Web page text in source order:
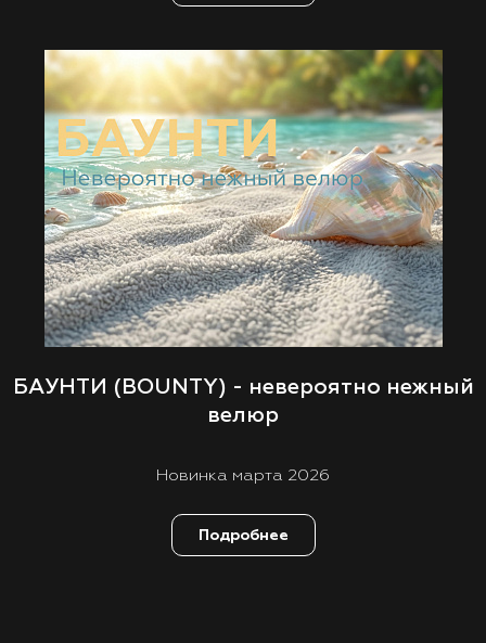
БАУНТИ (BOUNTY) - невероятно нежный
велюр
Новинка марта 2026
Подробнее